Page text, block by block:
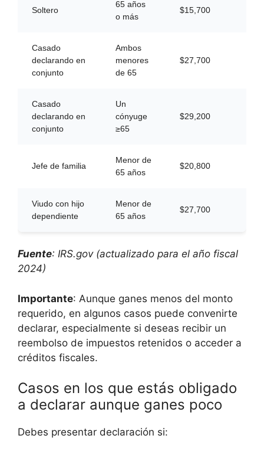
Soltero
65 años
o más
$15,700
Casado
declarando en
conjunto
Ambos
menores
de 65
$27,700
Casado
declarando en
conjunto
Un
cónyuge
≥65
$29,200
Jefe de familia
Menor de
65 años
$20,800
Viudo con hijo
dependiente
Menor de
65 años
$27,700
Fuente: IRS.gov (actualizado para el año fiscal
2024)
Importante: Aunque ganes menos del monto
requerido, en algunos casos puede convenirte
declarar, especialmente si deseas recibir un
reembolso de impuestos retenidos o acceder a
créditos fiscales.
Casos en los que estás obligado
a declarar aunque ganes poco
Debes presentar declaración si: